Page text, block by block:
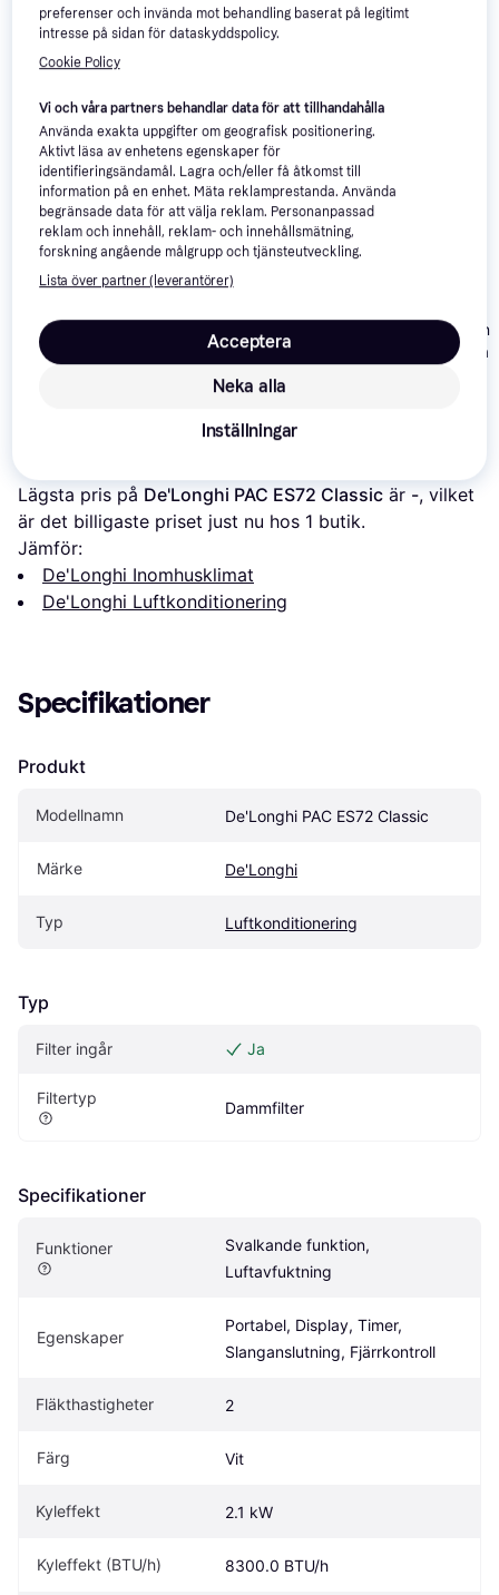
De'Longhi PAC EL110
Wifi White
PAC EX100
Silent
4.2
10 379 kr
Från 3 575 kr/mån
Wood's
12K WiFi/
Lägsta pris på De'Longhi PAC ES72 Classic är -, vilket
är det billigaste priset just nu hos 1 butik.
Jämför:
De'Longhi Inomhusklimat
De'Longhi Luftkonditionering
Specifikationer
Produkt
Modellnamn De'Longhi PAC ES72 Classic
Märke De'Longhi
Typ Luftkonditionering
Typ
Filter ingår Ja
Filtertyp
Dammfilter
Specifikationer
Funktioner
Svalkande funktion,
Luftavfuktning
Egenskaper
Portabel, Display, Timer,
Slanganslutning, Fjärrkontroll
Fläkthastigheter 2
Färg Vit
Kyleffekt 2.1 kW
Kyleffekt (BTU/h) 8300.0 BTU/h
preferenser och invända mot behandling baserat på legitimt
intresse på sidan för dataskyddspolicy.
Cookie Policy
Vi och våra partners behandlar data för att tillhandahålla
Använda exakta uppgifter om geografisk positionering.
Aktivt läsa av enhetens egenskaper för
identifieringsändamål. Lagra och/eller få åtkomst till
information på en enhet. Mäta reklamprestanda. Använda
begränsade data för att välja reklam. Personanpassad
reklam och innehåll, reklam- och innehållsmätning,
forskning angående målgrupp och tjänsteutveckling.
Lista över partner (leverantörer)
Neka alla
Acceptera
Inställningar